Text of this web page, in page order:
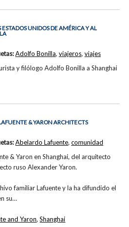
UNIDOS DE AMÉRICA Y AL
y filólogo Adolfo Bonilla a Shanghai
Adolfo Bonilla, viajeros, viajes
& YARON ARCHITECTS
& Yaron en Shanghai, del arquitecto
ruso Alexander Yaron.
familiar Lafuente y la ha difundido el
su…
Abelardo Lafuente, comunidad
and Yaron,Shanghai